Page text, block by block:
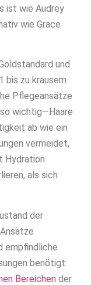
ist wie Audrey
wie Grace
und
bis zu krausem
Pflegeansätze
wichtig—Haare
ab wie ein
vermeidet,
Hydration
als sich
der
empfindliche
benötigt.
Bereichen der